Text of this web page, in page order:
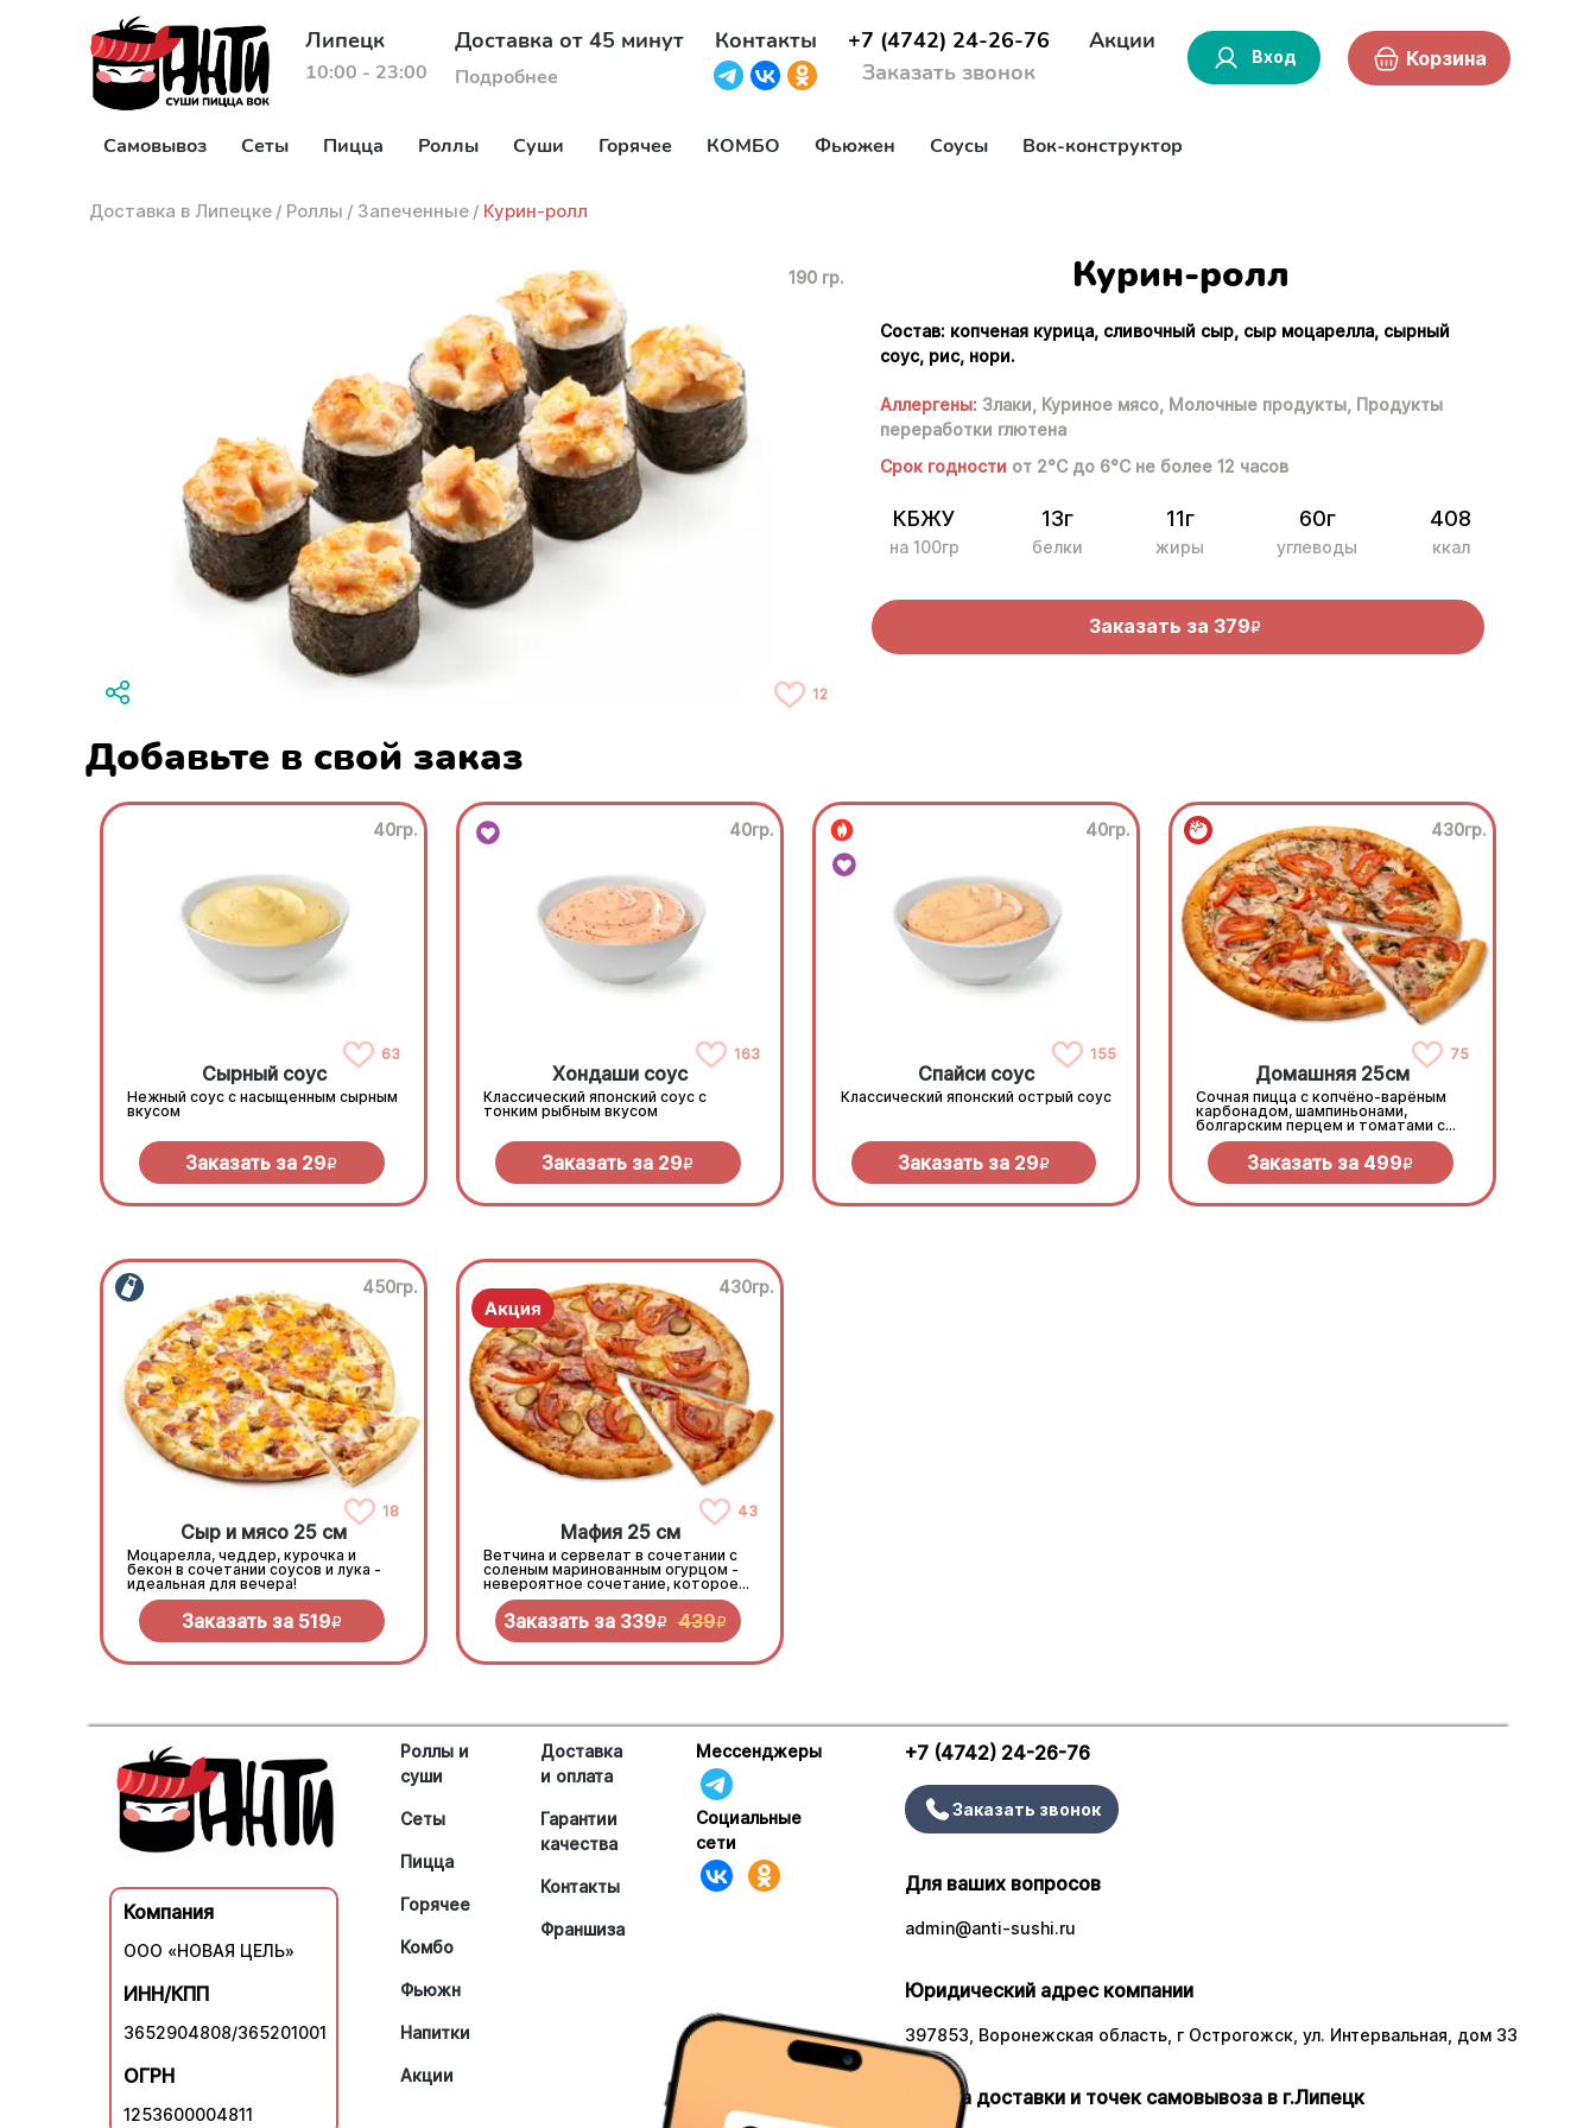
Липецк
10:00 - 23:00
Доставка от 45 минут
Подробнее
Контакты
+7 (4742) 24-26-76
Заказать звонок
Акции
Вход Корзина
Самовывоз Сеты Пицца Роллы Суши Горячее КОМБО Фьюжен Соусы Вок-конструктор
Доставка в Липецке / Роллы / Запеченные / Курин-ролл
190 гр.
12
Курин-ролл
Состав: копченая курица, сливочный сыр, сыр моцарелла, сырный
соус, рис, нори.
Аллергены: Злаки, Куриное мясо, Молочные продукты, Продукты
переработки глютена
Срок годности от 2°С до 6°С не более 12 часов
КБЖУ
на 100гр
13г
белки
11г
жиры
60г
углеводы
408
ккал
Заказать за 379R
Добавьте в свой заказ
40гр.
63
Сырный соус
Нежный соус с насыщенным сырным
вкусом
Заказать за 29R
40гр.
163
Хондаши соус
Классический японский соус с
тонким рыбным вкусом
Заказать за 29R
40гр.
155
Спайси соус
Классический японский острый соус
Заказать за 29R
430гр.
75
Домашняя 25см
Сочная пицца с копчёно-варёным
карбонадом, шампиньонами,
болгарским перцем и томатами с
зеленью под моцареллой
Заказать за 499R
450гр.
18
Сыр и мясо 25 см
Моцарелла, чеддер, курочка и
бекон в сочетании соусов и лука -
идеальная для вечера!
Заказать за 519R
430гр.
43
Мафия 25 см
Ветчина и сервелат в сочетании с
соленым маринованным огурцом -
невероятное сочетание, которое
нужно попробовать!
Заказать за 339R 439R
Компания
ООО «НОВАЯ ЦЕЛЬ»
ИНН/КПП
3652904808/365201001
ОГРН
1253600004811
Роллы и
суши
Сеты
Пицца
Горячее
Комбо
Фьюжн
Напитки
Акции
Доставка
и оплата
Гарантии
качества
Контакты
Франшиза
Мессенджеры
Социальные
сети
+7 (4742) 24-26-76
Заказать звонок
Для ваших вопросов
admin@anti-sushi.ru
Юридический адрес компании
397853, Воронежская область, г Острогожск, ул. Интервальная, дом 33
Работа доставки и точек самовывоза в г.Липецк